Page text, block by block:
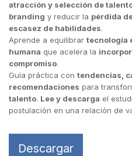
atracción y selección de
branding y reducir la pérdida
escasez de habilidades.
Aprende a equilibrar tecnología
humana que acelera la
compromiso.
Guía práctica con tendencias,
recomendaciones para
talento. Lee y descarga el
postulación en una relación de
Descargar